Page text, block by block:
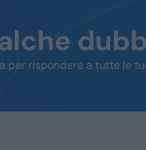
per rispondere a tutte le